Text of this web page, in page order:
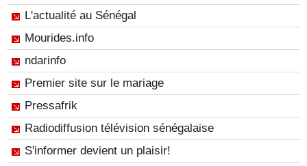
L'actualité au Sénégal
Mourides.info
ndarinfo
Premier site sur le mariage
Pressafrik
Radiodiffusion télévision sénégalaise
S'informer devient un plaisir!